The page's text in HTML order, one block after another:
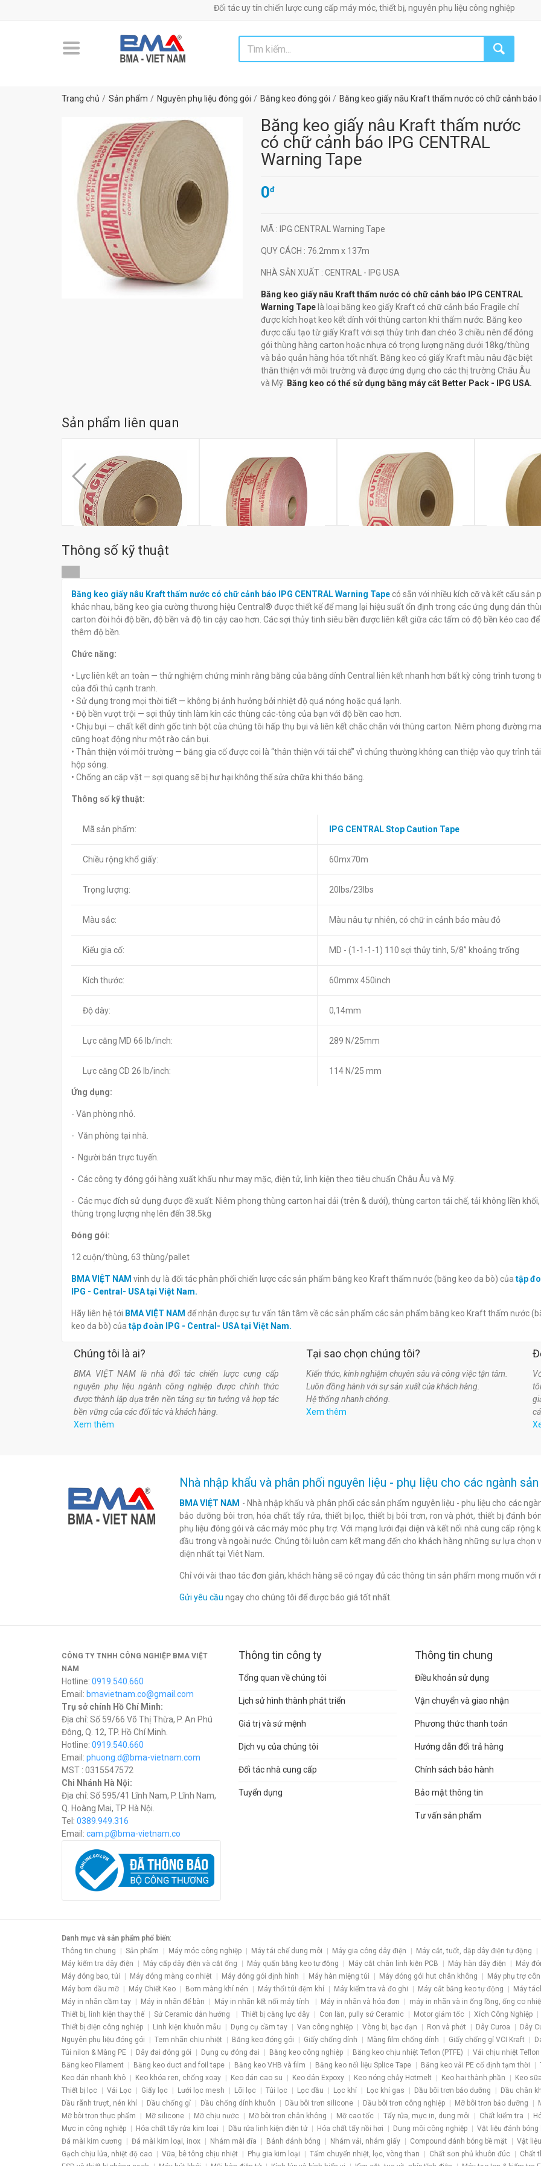
Đối tác uy tín chiến lược cung cấp máy móc, thiết bị, nguyên phụ liệu công nghiệp!
Trang chủ Sản phẩm Nguyên phụ liệu đóng gói Băng keo đóng gói Băng keo giấy nâu Kraft thấm nước có chữ cảnh báo
Băng keo giấy nâu Kraft thấm nước
có chữ cảnh báo IPG CENTRAL
Warning Tape
0đ
MÃ : IPG CENTRAL Warning Tape
QUY CÁCH : 76.2mm x 137m
NHÀ SẢN XUẤT : CENTRAL - IPG USA
Băng keo giấy nâu Kraft thấm nước có chữ cảnh báo IPG CENTRAL
Warning Tape là loại băng keo giấy Kraft có chữ cảnh báo Fragile chỉ
được kích hoạt keo kết dính với thùng carton khi thấm nước. Băng keo
được cấu tạo từ giấy Kraft với sợi thủy tinh đan chéo 3 chiều nên để đóng
gói thùng hàng carton hoặc nhựa có trọng lượng nặng dưới 18kg/thùng
và bảo quản hàng hóa tốt nhất. Băng keo có giấy Kraft màu nâu đặc biệt
thân thiện với môi trường và được ứng dụng cho các thị trường Châu Âu
và Mỹ.
Băng keo có thể sử dụng bằng máy cắt Better Pack - IPG USA.
Sản phẩm liên quan
Fragile Tape
0 đ
báo IPG Central No. 270
0 đ
CENTRAL Stop Caution Tape
0đ
0đ
Thông số kỹ thuật
Băng keo giấy nâu Kraft thấm nước có chữ cảnh báo IPG CENTRAL Warning Tapecó sẵn với nhiều kích cỡ và kết cấu sản
khác nhau, băng keo gia cường thương hiệu Central® được thiết kế để mang lại hiệu suất ổn định trong các ứng dụng dán
carton đòi hỏi độ bền, độ bền và độ tin cậy cao hơn. Các sợi thủy tinh siêu bền được liên kết giữa các tấm có độ bền kéo cao
thêm độ bền.
Chức năng:
• Lực liên kết an toàn — thử nghiệm chứng minh rằng băng của băng dính Central liên kết nhanh hơn bất kỳ công trình tương
của đối thủ cạnh tranh.
• Sử dụng trong mọi thời tiết — không bị ảnh hưởng bởi nhiệt độ quá nóng hoặc quá lạnh.
• Độ bền vượt trội — sợi thủy tinh làm kín các thùng các-tông của bạn với độ bền cao hơn.
• Chịu bụi — chất kết dính gốc tinh bột của chúng tôi hấp thụ bụi và liên kết chắc chắn với thùng carton. Niêm phong đường
cũng hoạt động như một rào cản bụi.
• Thân thiện với môi trường — băng gia cố được coi là “thân thiện với tái chế” vì chúng thường không can thiệp vào quy trình
hộp sóng.
• Chống an cắp vặt — sợi quang sẽ bị hư hại không thể sửa chữa khi tháo băng.
Thông số kỹ thuật:
Mã sản phẩm: IPG CENTRAL Stop Caution Tape
Chiều rộng khổ giấy: 60mx70m
Trọng lượng: 20lbs/23lbs
Màu sắc: Màu nâu tự nhiên, có chữ in cảnh báo màu đỏ
Kiểu gia cố: MD - (1-1-1-1) 110 sợi thủy tinh, 5/8” khoảng trống
Kích thước: 60mmx 450inch
Độ dày: 0,14mm
Lực căng MD 66 lb/inch: 289 N/25mm
Lực căng CD 26 lb/inch: 114 N/25 mm
Ứng dụng:
- Văn phòng nhỏ.
- Văn phòng tại nhà.
- Người bán trực tuyến.
- Các công ty đóng gói hàng xuất khẩu như may mặc, điện tử, linh kiện theo tiêu chuẩn Châu Âu và Mỹ.
- Các mục đích sử dụng được đề xuất: Niêm phong thùng carton hai dải (trên & dưới), thùng carton tái chế, tải không liền khối,
thùng trọng lượng nhẹ lên đến 38.5kg
Đóng gói:
12 cuộn/thùng, 63 thùng/pallet
BMA VIỆT NAM vinh dự là đối tác phân phối chiến lược các sản phẩm băng keo Kraft thấm nước (băng keo da bò) của tập
IPG - Central- USA tại Việt Nam.
Hãy liên hệ tới BMA VIỆT NAM để nhận được sự tư vấn tân tâm về các sản phẩm các sản phẩm băng keo Kraft thấm nước
keo da bò) của tập đoàn IPG - Central- USA tại Việt Nam.
Chúng tôi là ai?
BMA VIỆT NAM là nhà đối tác chiến lược cung cấp
nguyên phụ liệu ngành công nghiệp được chính thức
được thành lập dựa trên nền tảng sự tin tưởng và hợp tác
bền vững của các đối tác và khách hàng.
Xem thêm
Tại sao chọn chúng tôi?
Kiến thức, kinh nghiệm chuyên sâu và công việc tận tâm.
Luôn đồng hành với sự sản xuất của khách hàng.
Hệ thống nhanh chóng.
Xem thêm
Nhà nhập khẩu và phân phối nguyên liệu - phụ liệu cho các ngành
BMA VIỆT NAM - Nhà nhập khẩu và phân phối các sản phẩm nguyên liệu - phụ liệu cho các
bảo dưỡng bôi trơn, hóa chất tẩy rửa, thiết bị lọc, thiết bị bôi trơn, ron và phớt, thiết bị đánh
phụ liệu đóng gói và các máy móc phụ trợ. Với mạng lưới đại diện và kết nối nhà cung cấp
đầu trong và ngoài nước. Chúng tôi luôn cam kết mang đến cho khách hàng những sự lựa
diện nhất tại Viêt Nam.
Chỉ với vài thao tác đơn giản, khách hàng sẽ có ngay đủ các thông tin sản phẩm mong muốn với
Gửi yêu cầu ngay cho chúng tôi để được báo giá tốt nhất.
CÔNG TY TNHH CÔNG NGHIỆP BMA VIỆT
NAM
Hotline: 0919.540.660
Email: bmavietnam.co@gmail.com
Trụ sở chính Hồ Chí Minh:
Địa chỉ: Số 59/66 Võ Thị Thừa, P. An Phú
Đông, Q. 12, TP. Hồ Chí Minh.
Hotline: 0919.540.660
Email: phuong.d@bma-vietnam.com
MST : 0315547572
Chi Nhánh Hà Nội:
Địa chỉ: Số 595/41 Lĩnh Nam, P. Lĩnh Nam,
Q. Hoàng Mai, TP. Hà Nội.
Tel: 0389.949.316
Email: cam.p@bma-vietnam.co
Thông tin công ty
Tổng quan về chúng tôi
Lịch sử hình thành phát triển
Giá trị và sứ mệnh
Dịch vụ của chúng tôi
Đối tác nhà cung cấp
Tuyển dụng
Thông tin chung
Điều khoản sử dụng
Vận chuyển và giao nhận
Phương thức thanh toán
Hướng dẫn đổi trả hàng
Chính sách bảo hành
Bảo mật thông tin
Tư vấn sản phẩm
Danh mục và sản phẩm phổ biến:
Thông tin chung
Sản phẩm Máy móc công nghiệp Máy tái chế dung môi Máy gia công dây điện Máy cắt, tuốt, dập dây điện tự động
Máy kiểm tra dây điện
Máy cấp dây điện và cắt ống Máy quấn băng keo tự động Máy cắt chân linh kiện PCB Máy hàn dây điện Máy
Máy đóng bao, túi
Máy đóng màng co nhiệt Máy đóng gói định hình Máy hàn miệng túi Máy đóng gói hut chân không Máy phụ trợ
Máy bơm dầu mỡ
Máy Chiết Keo Bơm màng khí nén Máy thổi túi đệm khí Máy kiểm tra và đo ghi Máy cắt băng keo tự động Máy
Máy in nhãn cầm tay
Máy in nhãn để bàn Máy in nhãn kết nối máy tính Máy in nhãn và hóa đơn máy in nhãn và in ống lồng, ống co
Thiết bị, linh kiện thay thế
Sứ Ceramic dẫn hướng Thiết bị căng lực dây Con lăn, pully sứ Ceramic Motor giảm tốc Xích Công Nghiệp
Thiết bị điện công nghiệp
Linh kiện khuôn mẫu Dụng cụ cầm tay Van công nghiệp Vòng bi, bạc đạn Ron và phớt Dây Curoa Dây
Nguyên phụ liệu đóng gói
Tem nhãn chịu nhiệt Băng keo đóng gói Giấy chống dính Màng film chống dính Giấy chống gỉ VCI Kraft
Túi nilon & Màng PE
Dây đai đóng gói Dụng cụ đóng đai Băng keo công nghiệp Băng keo chịu nhiệt Teflon (PTFE) Vải chịu nhiệt Teflon
Băng keo Filament
Băng keo duct and foil tape Băng keo VHB và film Băng keo nối liệu Splice Tape Băng keo vải PE cố định tạm thời
Keo dán nhanh khô
Keo khóa ren, chống xoay Keo dán cao su Keo dán Expoxy Keo nóng chảy Hotmelt Keo hai thành phần Keo
Thiết bị lọc
Vải Lọc Giấy lọc Lưới lọc mesh Lõi lọc Túi lọc Lọc dầu Lọc khí Lọc khí gas Dầu bôi trơn bảo dưỡng Dầu chân
Dầu rãnh trượt, nén khí
Dầu chống gỉ Dầu chống dính khuôn Dầu bôi trơn silicone Dầu bôi trơn công nghiệp Mỡ bôi trơn bảo dưỡng
Mỡ bôi trơn thực phẩm
Mỡ silicone Mỡ chịu nước Mỡ bôi trơn chân không Mỡ cao tốc Tẩy rửa, mực in, dung môi Chất kiểm tra
Mực in công nghiệp
Hóa chất tẩy rửa kim loại Dầu rửa linh kiện điện tử Hóa chất tẩy nồi hơi Dung môi công nghiệp Vật liệu đánh bóng
Đá mài kim cương
Đá mài kim loại, inox Nhám mài đĩa Bánh đánh bóng Nhám vải, nhám giấy Compound đánh bóng bề mặt Vật
Gạch chịu lửa, nhiệt độ cao
Vữa, bê tông chịu nhiệt Phụ gia kim loại Tấm chuyển nhiệt, lọc, vòng than Chất sơn phủ khuôn đúc Chất